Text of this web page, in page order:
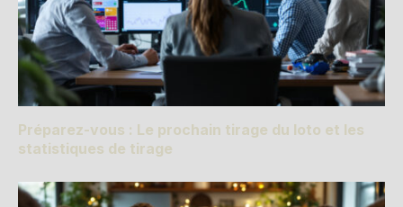
Préparez-vous : Le prochain tirage du loto et les
statistiques de tirage